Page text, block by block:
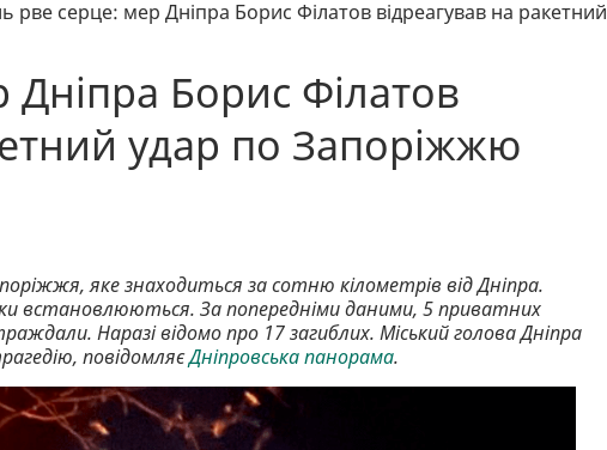
рве серце: мер Дніпра Борис Філатов відреагував на ракетний
Дніпра Борис Філатов
удар по Запоріжжю
яке знаходиться за сотню кілометрів від Дніпра.
встановлюються. За попередніми даними, 5 приватних
Наразі відомо про 17 загиблих. Міський голова Дніпра
повідомляєДніпровська панорама.